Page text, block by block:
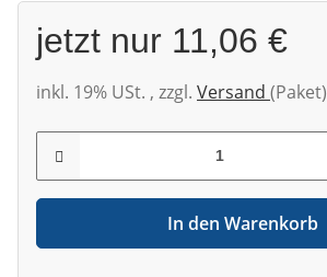
jetzt nur 11,06 €
inkl. 19% USt. , zzgl. Versand (Paket)
In den Warenkorb